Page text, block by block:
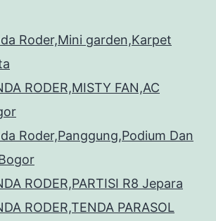
Roder,Mini garden,Karpet
RODER,MISTY FAN,AC
Roder,Panggung,Podium Dan
RODER,PARTISI R8 Jepara
RODER,TENDA PARASOL